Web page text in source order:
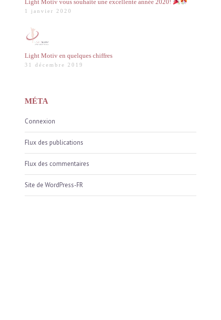
Light Motiv vous souhaite une excellente année 2020!
1 janvier 2020
Light Motiv en quelques chiffres
31 décembre 2019
MÉTA
Connexion
Flux des publications
Flux des commentaires
Site de WordPress-FR